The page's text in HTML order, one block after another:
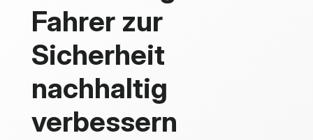
Fahrer zur
Sicherheit
nachhaltig
verbessern